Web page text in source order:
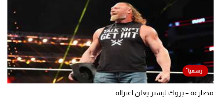
مصارعة – بروك ليسنر يعلن اعتزاله